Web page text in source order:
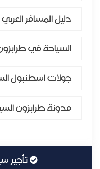
دليل المسافر
السياحة في
جولات اسطنبول
مدونة طرابزون
تأجير